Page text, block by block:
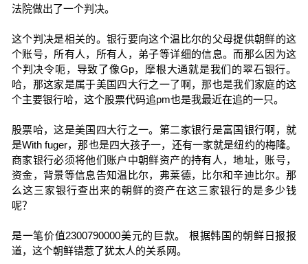
法院做出了一个判决。
这个判决是相关的。银行要向这个温比尔的父母提供朝鲜的这
个账号，所有人，所有人，弟子等详细的信息。而那么因为这
个判决令呃，导致了像Gp，摩根大通就是我们的翠石银行。
哈，那这家是属于美国四大行之一了啊，那也是我们家庭的这
个主要银行哈，这个股票代码追pm也是我最近在追的一只。
股票哈，这是美国四大行之一。第二家银行是富国银行啊，就
是With fuger，那也是四大孩子一，还有一家就是纽约的梅隆。
商家银行必须将他们账户中朝鲜资产的持有人，地址，账号，
资金，背景等信息告知温比尔，弗莱德，比尔和辛迪比尔。那
么这三家银行查出来的朝鲜的资产在这三家银行的是多少钱
呢？
是一笔价值2300790000美元的巨款。 根据韩国的朝鲜日报报
道，这个朝鲜错惹了犹太人的关系网。